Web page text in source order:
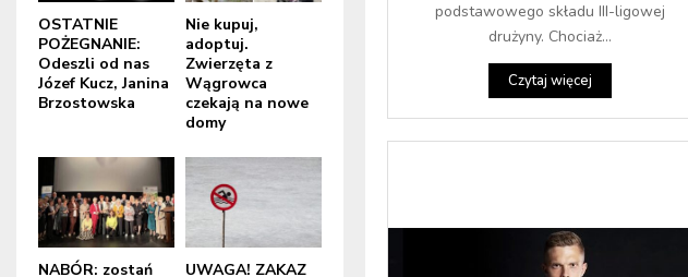
podstawowego składu III-ligowej
drużyny. Chociaż...
Czytaj więcej
OSTATNIE
POŻEGNANIE:
Odeszli od nas
Józef Kucz, Janina
Brzostowska
Nie kupuj,
adoptuj.
Zwierzęta z
Wągrowca
czekają na nowe
domy
NABÓR: zostań
UWAGA! ZAKAZ